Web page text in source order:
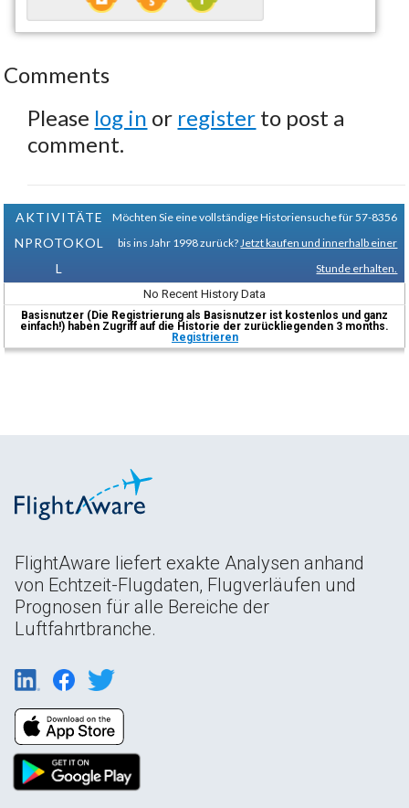
Comments
Please log in or register to post a
comment.
AKTIVITÄTE
NPROTOKOL
L
Möchten Sie eine vollständige Historiensuche für 57-8356
bis ins Jahr 1998 zurück? Jetzt kaufen und innerhalb einer
Stunde erhalten.
No Recent History Data
Basisnutzer (Die Registrierung als Basisnutzer ist kostenlos und ganz
einfach!) haben Zugriff auf die Historie der zurückliegenden 3 months.
Registrieren
FlightAware liefert exakte Analysen anhand
von Echtzeit-Flugdaten, Flugverläufen und
Prognosen für alle Bereiche der
Luftfahrtbranche.